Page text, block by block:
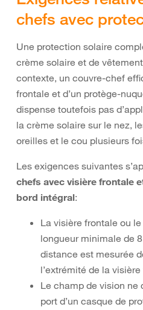
chefs avec
Une protection solaire
crème solaire et de
contexte, un couvre-chef
frontale et d’un protège-
dispense toutefois pas
la crème solaire sur le nez,
oreilles et le cou plusieurs
Les exigences suivantes
chefs avec visière frontale
bord intégral:
La visière frontale ou
longueur minimale de
distance est mesurée
l’extrémité de la
Le champ de vision ne
port d’un casque de